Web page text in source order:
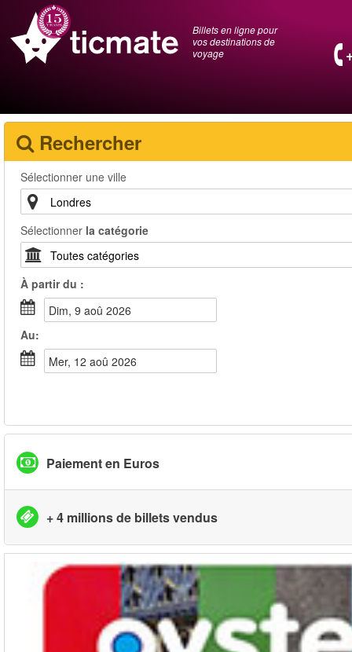
Billets en ligne pour
vos destinations de
voyage
Rechercher
Sélectionner une ville
Sélectionner la catégorie
À partir du :
dim, 9 aoû 2026
Au:
mer, 12 aoû 2026
Paiement en Euros
+ 4 millions de billets vendus